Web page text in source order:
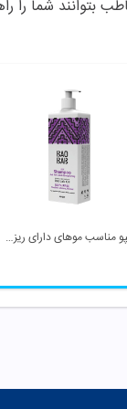
بتوانند شما را
شامپو مناسب موهای دارای ریزش و نازک شده باوباب